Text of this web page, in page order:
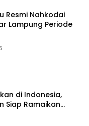
Resmi Nahkodai
Lampung Periode
di Indonesia,
Siap Ramaikan